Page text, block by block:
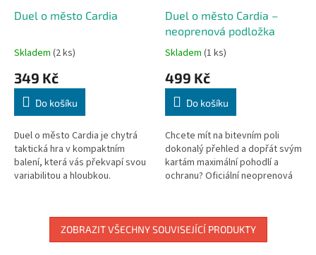
Duel o město Cardia
Skladem (2 ks)
349 Kč
Do košíku
Duel o město Cardia je chytrá
taktická hra v kompaktním
balení, která vás překvapí svou
variabilitou a hloubkou.
střetů a...
Duel o město Cardia –
neoprenová podložka
Skladem (1 ks)
499 Kč
Do košíku
Chcete mít na bitevním poli
dokonalý přehled a dopřát svým
kartám maximální pohodlí a
ochranu? Oficiální neoprenová
ZOBRAZIT VŠECHNY SOUVISEJÍCÍ PRODUKTY